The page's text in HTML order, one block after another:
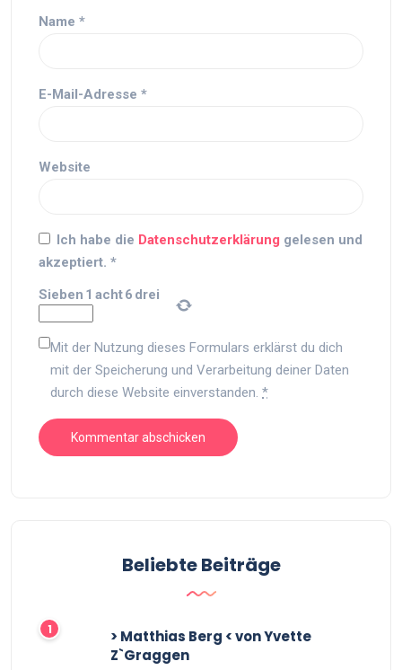
Name *
E-Mail-Adresse *
Website
Ich habe die Datenschutzerklärung gelesen und
akzeptiert. *
Sieben 1 acht6 drei
Mit der Nutzung dieses Formulars erklärst du dich
mit der Speicherung und Verarbeitung deiner Daten
durch diese Website einverstanden. *
Beliebte Beiträge
> Matthias Berg < von Yvette
Z`Graggen